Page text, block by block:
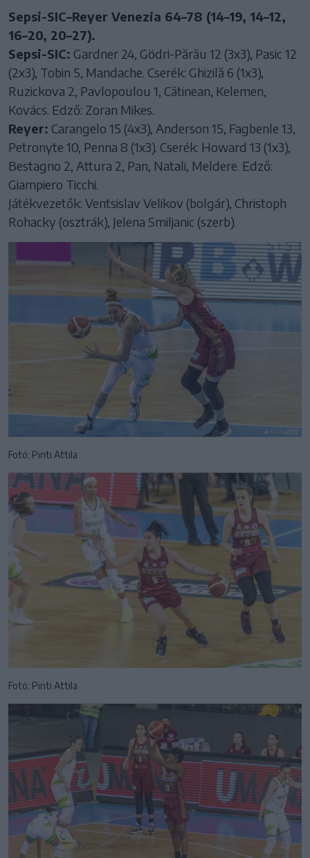
Sepsi-SIC–Reyer Venezia 64–78 (14–19, 14–12,
16–20, 20–27).
Sepsi-SIC: Gardner 24, Gödri-Părău 12 (3x3), Pasic 12
(2x3), Tobin 5, Mandache. Cserék: Ghizilă 6 (1x3),
Ruzickova 2, Pavlopoulou 1, Cătinean, Kelemen,
Kovács. Edző: Zoran Mikes.
Reyer: Carangelo 15 (4x3), Anderson 15, Fagbenle 13,
Petronyte 10, Penna 8 (1x3). Cserék: Howard 13 (1x3),
Bestagno 2, Attura 2, Pan, Natali, Meldere. Edző:
Giampiero Ticchi.
Játékvezetők: Ventsislav Velikov (bolgár), Christoph
Rohacky (osztrák), Jelena Smiljanic (szerb).
Fotó: Pinti Attila
Fotó: Pinti Attila